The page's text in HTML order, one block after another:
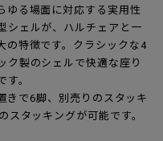
ゆる場面に対応する実用性
シェルが、ハルチェアと一
の特徴です。クラシックな4
ク製のシェルで快適な座り
。
きで6脚、別売りのスタッキ
スタッキングが可能です。